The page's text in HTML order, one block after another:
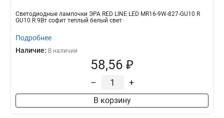
Светодиодные лампочки ЭРА RED LINE LED MR16-9W-827-GU10 R
GU10 R 9Вт софит теплый белый свет
Подробнее
Наличие: В наличии
58,56 ₽
– +
В корзину